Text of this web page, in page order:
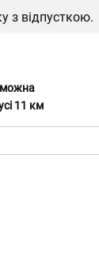
з відпусткою.
можна
11 км